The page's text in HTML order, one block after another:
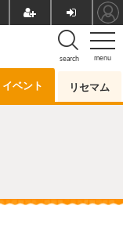
menu
search
イベント リセマム